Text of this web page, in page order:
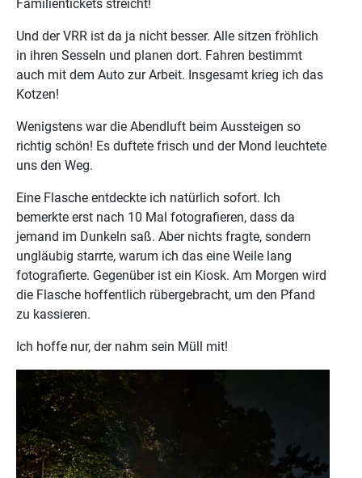
Familientickets streicht!
Und der VRR ist da ja nicht besser. Alle sitzen fröhlich
in ihren Sesseln und planen dort. Fahren bestimmt
auch mit dem Auto zur Arbeit. Insgesamt krieg ich das
Kotzen!
Wenigstens war die Abendluft beim Aussteigen so
richtig schön! Es duftete frisch und der Mond leuchtete
uns den Weg.
Eine Flasche entdeckte ich natürlich sofort. Ich
bemerkte erst nach 10 Mal fotografieren, dass da
jemand im Dunkeln saß. Aber nichts fragte, sondern
ungläubig starrte, warum ich das eine Weile lang
fotografierte. Gegenüber ist ein Kiosk. Am Morgen wird
die Flasche hoffentlich rübergebracht, um den Pfand
zu kassieren.
Ich hoffe nur, der nahm sein Müll mit!